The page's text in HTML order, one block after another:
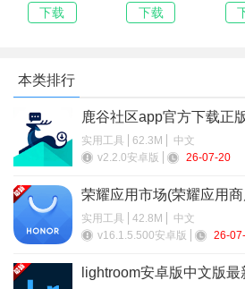
5、打开预设文件
apk(Google
Play 商店)
下载
画)官方下载
2026最新版
下载
卓最
本类排行
鹿谷社区app官方下载正
实用工具 62.3M
中文
v2.2.0安卓版
26-07-20
荣耀应用市场(荣耀应用
2026
实用工具 42.8M
中文
v16.1.5.500安卓版
26-
lightroom安卓版中文版最